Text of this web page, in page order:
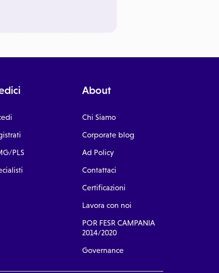
PLS
About
Chi Siamo
Corporate blog
Ad Policy
Contattaci
Certificazioni
Lavora con noi
POR FESR CAMPANIA
2014/2020
Governance